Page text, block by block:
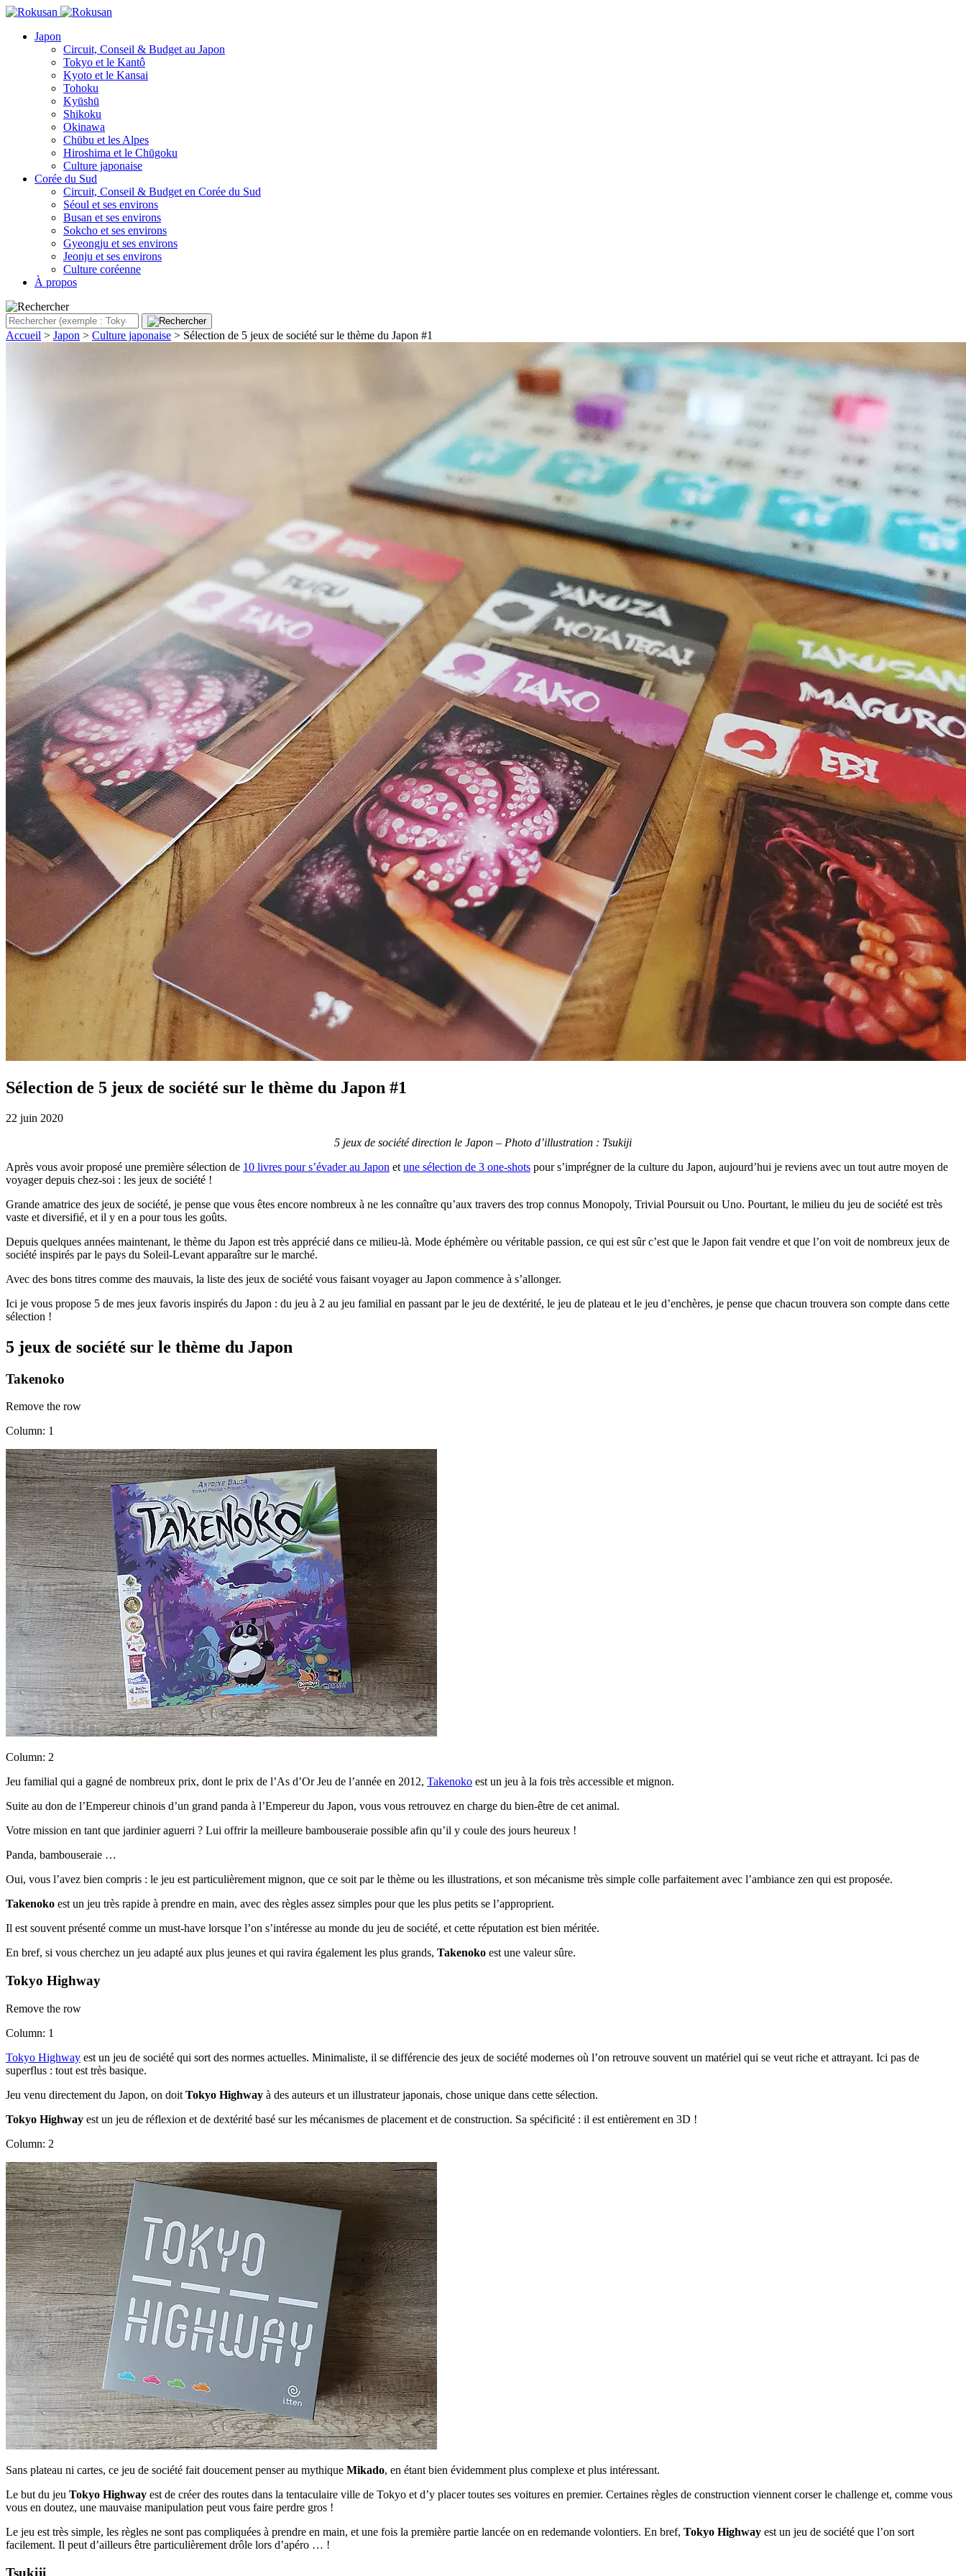
Japon
Circuit, Conseil & Budget au Japon
Tokyo et le Kantô
Kyoto et le Kansai
Tohoku
Kyūshū
Shikoku
Okinawa
Chūbu et les Alpes
Hiroshima et le Chūgoku
Culture japonaise
Corée du Sud
Circuit, Conseil & Budget en Corée du Sud
Séoul et ses environs
Busan et ses environs
Sokcho et ses environs
Gyeongju et ses environs
Jeonju et ses environs
Culture coréenne
À propos
Accueil > Japon > Culture japonaise > Sélection de 5 jeux de société sur le thème du Japon #1
Sélection de 5 jeux de société sur le thème du Japon #1
22 juin 2020
5 jeux de société direction le Japon – Photo d’illustration : Tsukiji
Après vous avoir proposé une première sélection de 10 livres pour s’évader au Japon et une sélection de 3 one-shots pour s’imprégner de la culture du Japon, aujourd’hui je reviens avec un tout autre moyen de
voyager depuis chez-soi : les jeux de société !
Grande amatrice des jeux de société, je pense que vous êtes encore nombreux à ne les connaître qu’aux travers des trop connus Monopoly, Trivial Poursuit ou Uno. Pourtant, le milieu du jeu de société est très
vaste et diversifié, et il y en a pour tous les goûts.
Depuis quelques années maintenant, le thème du Japon est très apprécié dans ce milieu-là. Mode éphémère ou véritable passion, ce qui est sûr c’est que le Japon fait vendre et que l’on voit de nombreux jeux de
société inspirés par le pays du Soleil-Levant apparaître sur le marché.
Avec des bons titres comme des mauvais, la liste des jeux de société vous faisant voyager au Japon commence à s’allonger.
Ici je vous propose 5 de mes jeux favoris inspirés du Japon : du jeu à 2 au jeu familial en passant par le jeu de dextérité, le jeu de plateau et le jeu d’enchères, je pense que chacun trouvera son compte dans cette
sélection !
5 jeux de société sur le thème du Japon
Takenoko
Remove the row
Column: 1
Column: 2
Jeu familial qui a gagné de nombreux prix, dont le prix de l’As d’Or Jeu de l’année en 2012, Takenoko est un jeu à la fois très accessible et mignon.
Suite au don de l’Empereur chinois d’un grand panda à l’Empereur du Japon, vous vous retrouvez en charge du bien-être de cet animal.
Votre mission en tant que jardinier aguerri ? Lui offrir la meilleure bambouseraie possible afin qu’il y coule des jours heureux !
Panda, bambouseraie …
Oui, vous l’avez bien compris : le jeu est particulièrement mignon, que ce soit par le thème ou les illustrations, et son mécanisme très simple colle parfaitement avec l’ambiance zen qui est proposée.
Takenoko est un jeu très rapide à prendre en main, avec des règles assez simples pour que les plus petits se l’approprient.
Il est souvent présenté comme un must-have lorsque l’on s’intéresse au monde du jeu de société, et cette réputation est bien méritée.
En bref, si vous cherchez un jeu adapté aux plus jeunes et qui ravira également les plus grands, Takenoko est une valeur sûre.
Tokyo Highway
Remove the row
Column: 1
Tokyo Highway est un jeu de société qui sort des normes actuelles. Minimaliste, il se différencie des jeux de société modernes où l’on retrouve souvent un matériel qui se veut riche et attrayant. Ici pas de
superflus : tout est très basique.
Jeu venu directement du Japon, on doit Tokyo Highway à des auteurs et un illustrateur japonais, chose unique dans cette sélection.
Tokyo Highway est un jeu de réflexion et de dextérité basé sur les mécanismes de placement et de construction. Sa spécificité : il est entièrement en 3D !
Column: 2
Sans plateau ni cartes, ce jeu de société fait doucement penser au mythique Mikado, en étant bien évidemment plus complexe et plus intéressant.
Le but du jeu Tokyo Highway est de créer des routes dans la tentaculaire ville de Tokyo et d’y placer toutes ses voitures en premier. Certaines règles de construction viennent corser le challenge et, comme vous
vous en doutez, une mauvaise manipulation peut vous faire perdre gros !
Le jeu est très simple, les règles ne sont pas compliquées à prendre en main, et une fois la première partie lancée on en redemande volontiers. En bref, Tokyo Highway est un jeu de société que l’on sort
facilement. Il peut d’ailleurs être particulièrement drôle lors d’apéro … !
Tsukiji